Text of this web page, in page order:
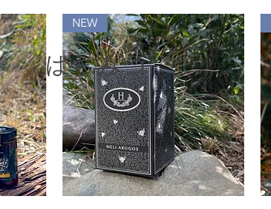
NEW
​はちみつ